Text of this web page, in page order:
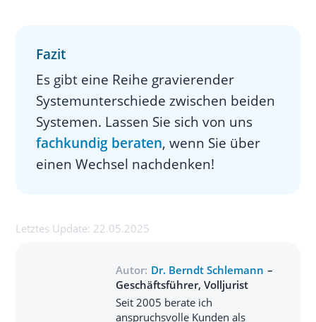
Fazit
Es gibt eine Reihe gravierender
Systemunterschiede zwischen beiden
Systemen. Lassen Sie sich von uns
fachkundig beraten, wenn Sie über
einen Wechsel nachdenken!
Letztes Update: 22.05.2025
Autor: Dr. Berndt Schlemann –
Geschäftsführer, Volljurist
Seit 2005 berate ich
anspruchsvolle Kunden als